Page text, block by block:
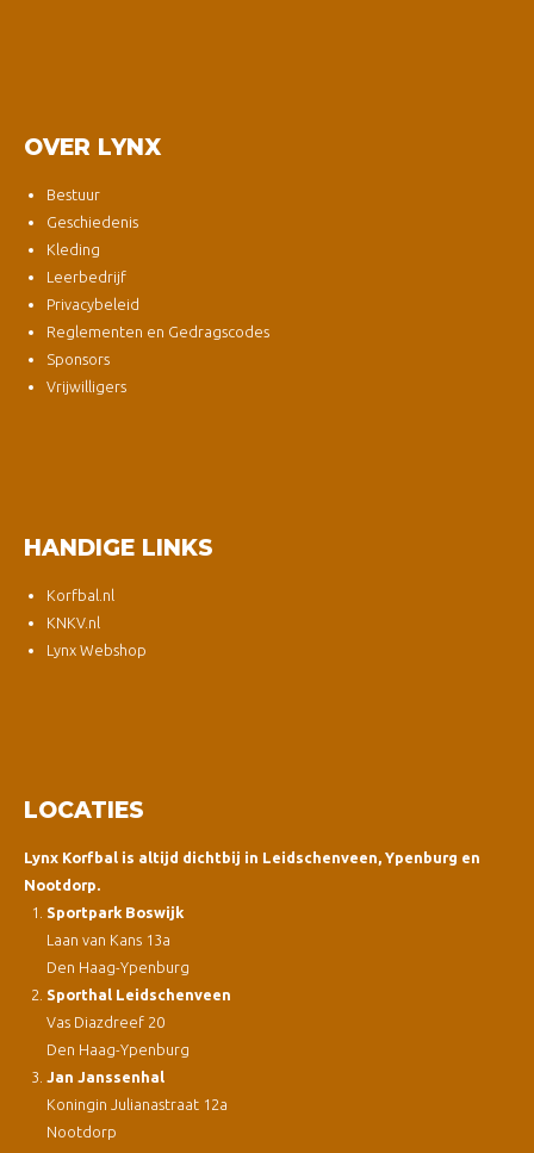
OVER LYNX
Bestuur
Geschiedenis
Kleding
Leerbedrijf
Privacybeleid
Reglementen en Gedragscodes
Sponsors
Vrijwilligers
HANDIGE LINKS
Korfbal.nl
KNKV.nl
Lynx Webshop
LOCATIES
Lynx Korfbal is altijd dichtbij in Leidschenveen, Ypenburg en
Nootdorp.
Sportpark Boswijk
Laan van Kans 13a
Den Haag-Ypenburg
Sporthal Leidschenveen
Vas Diazdreef 20
Den Haag-Ypenburg
Jan Janssenhal
Koningin Julianastraat 12a
Nootdorp